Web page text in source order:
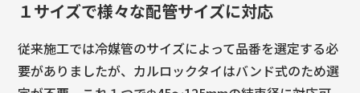
１サイズで様々な配管サイズに対応
従来施工では冷媒管のサイズによって品番を選定する必
要がありましたが、カルロックタイはバンド式のため選